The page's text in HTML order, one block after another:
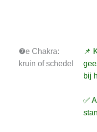
❼e Chakra:
kruin of schedel
📌
bij
✅